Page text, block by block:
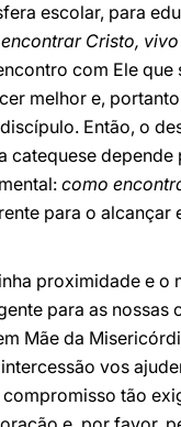
escolar, para
encontrar Cristo,
com Ele que
melhor e,
Então, o
catequese depende
como
para o alcançar
proximidade e o
para as nossas
Mãe da
vos
tão